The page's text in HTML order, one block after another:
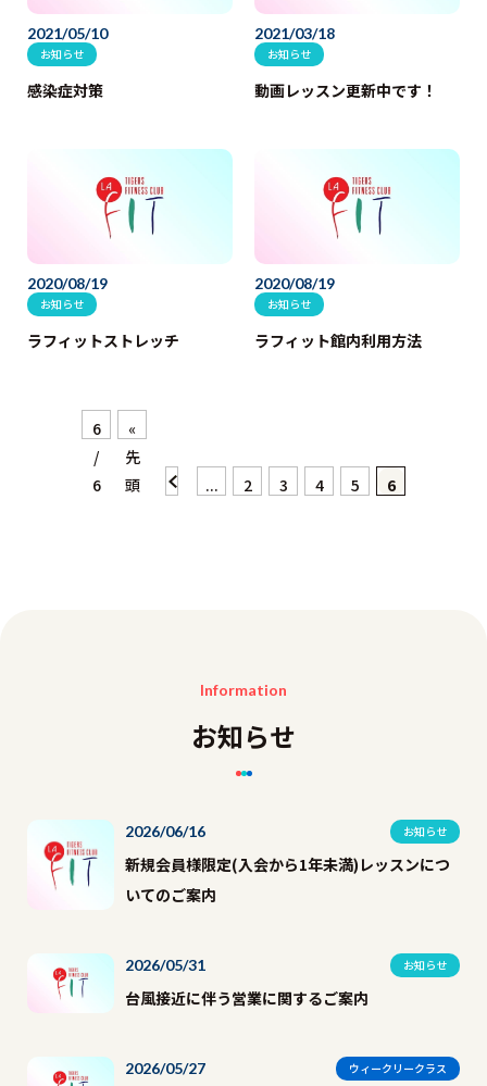
2021/05/10
お知らせ
感染症対策
2021/03/18
お知らせ
動画レッスン更新中です！
2020/08/19
お知らせ
ラフィットストレッチ
2020/08/19
お知らせ
ラフィット館内利用方法
6
/
6
«
先
頭
« ... 2 3 4 5 6
Information
お知らせ
2026/06/16 お知らせ
新規会員様限定(入会から1年未満)レッスンにつ
いてのご案内
2026/05/31 お知らせ
台風接近に伴う営業に関するご案内
2026/05/27 ウィークリークラス